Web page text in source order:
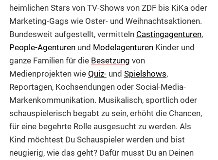
heimlichen Stars von TV-Shows von ZDF bis KiKa oder
Marketing-Gags wie Oster- und Weihnachtsaktionen.
Bundesweit aufgestellt, vermitteln Castingagenturen,
People-Agenturenund ModelagenturenKinder und
ganze Familien für die Besetzung von
Medienprojekten wie Quiz-und Spielshows,
Reportagen, Kochsendungen oder Social-Media-
Markenkommunikation. Musikalisch, sportlich oder
schauspielerisch begabt zu sein, erhöht die Chancen,
für eine begehrte Rolle ausgesucht zu werden. Als
Kind möchtest Du Schauspieler werden und bist
neugierig, wie das geht? Dafür musst Du an Deinen